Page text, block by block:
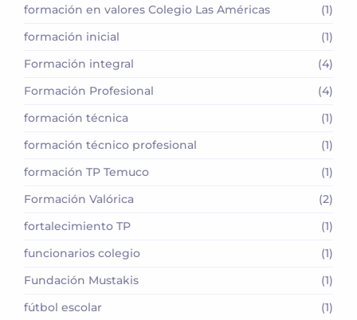
formación en valores Colegio Las Américas
(1)
formación inicial
(1)
Formación integral
(4)
Formación Profesional
(4)
formación técnica
(1)
formación técnico profesional
(1)
formación TP Temuco
(1)
Formación Valórica
(2)
fortalecimiento TP
(1)
funcionarios colegio
(1)
Fundación Mustakis
(1)
fútbol escolar
(1)